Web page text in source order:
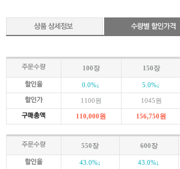
100장 150장
0.0%↓ 5.0%↓
1100원 1045원
110,000원 156,750원
550장 600장
43.0%↓ 43.0%↓